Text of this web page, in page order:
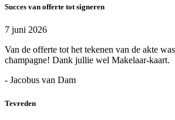
Succes van offerte tot signeren
7 juni 2026
Van de offerte tot het tekenen van de akte
champagne! Dank jullie wel Makelaar-kaart.
- Jacobus van Dam
Tevreden